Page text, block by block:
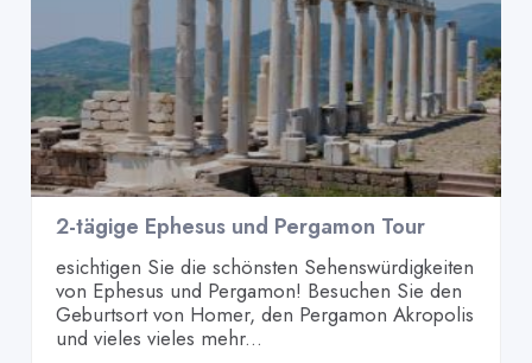
2-tägige Ephesus und Pergamon Tour
esichtigen Sie die schönsten Sehenswürdigkeiten
von Ephesus und Pergamon! Besuchen Sie den
Geburtsort von Homer, den Pergamon Akropolis
und vieles vieles mehr...